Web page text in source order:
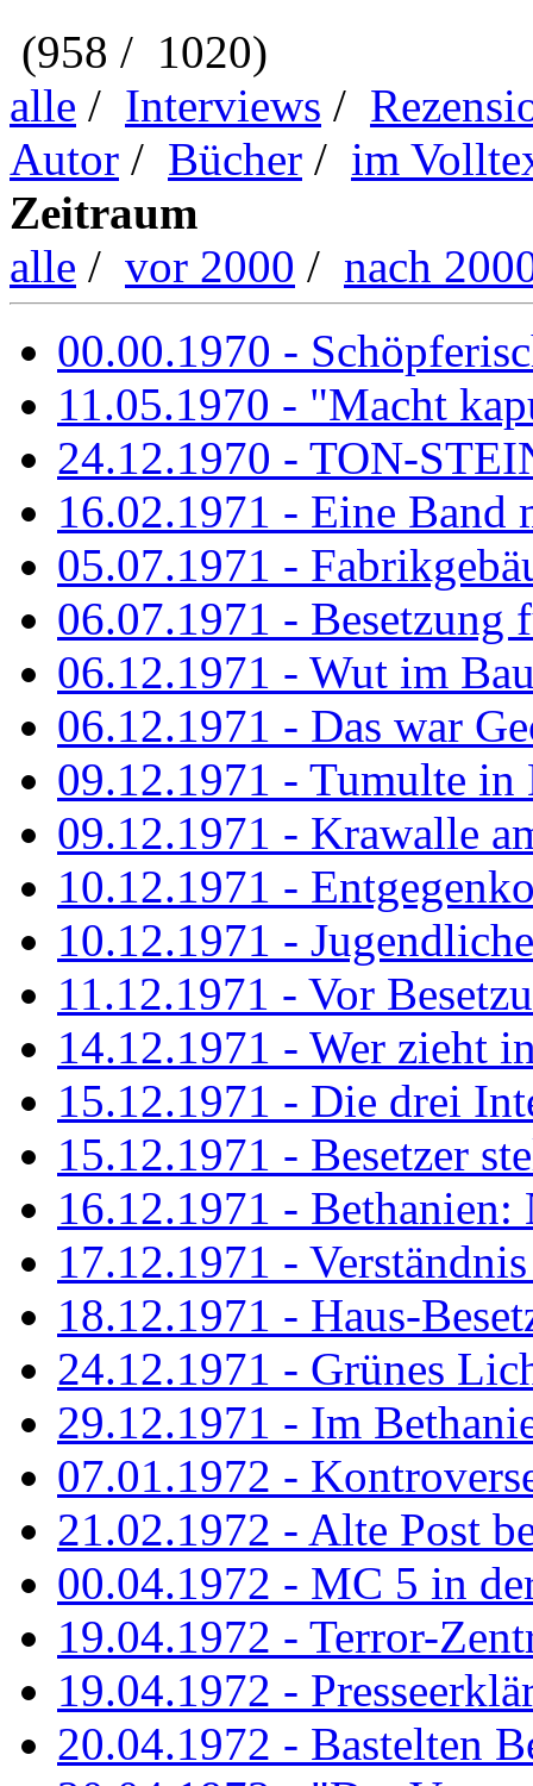
(958 / 1020)
alle / Interviews /
Autor / Bücher / im
Zeitraum
alle / vor 2000 / nach
00.00.1970 -
11.05.1970 - "Macht
24.12.1970 - TON-
16.02.1971 - Eine Band
05.07.1971 -
06.07.1971 - Besetzung
06.12.1971 - Wut im
06.12.1971 - Das war
09.12.1971 - Tumulte in
09.12.1971 - Krawalle
10.12.1971 -
10.12.1971 -
11.12.1971 - Vor
14.12.1971 - Wer zieht
15.12.1971 - Die drei
15.12.1971 - Besetzer
16.12.1971 - Bethanien:
17.12.1971 -
18.12.1971 - Haus-
24.12.1971 - Grünes
29.12.1971 - Im
07.01.1972 -
21.02.1972 - Alte Post
00.04.1972 - MC 5 in
19.04.1972 - Terror-
19.04.1972 -
20.04.1972 - Bastelten